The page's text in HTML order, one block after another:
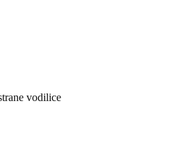
vodilice